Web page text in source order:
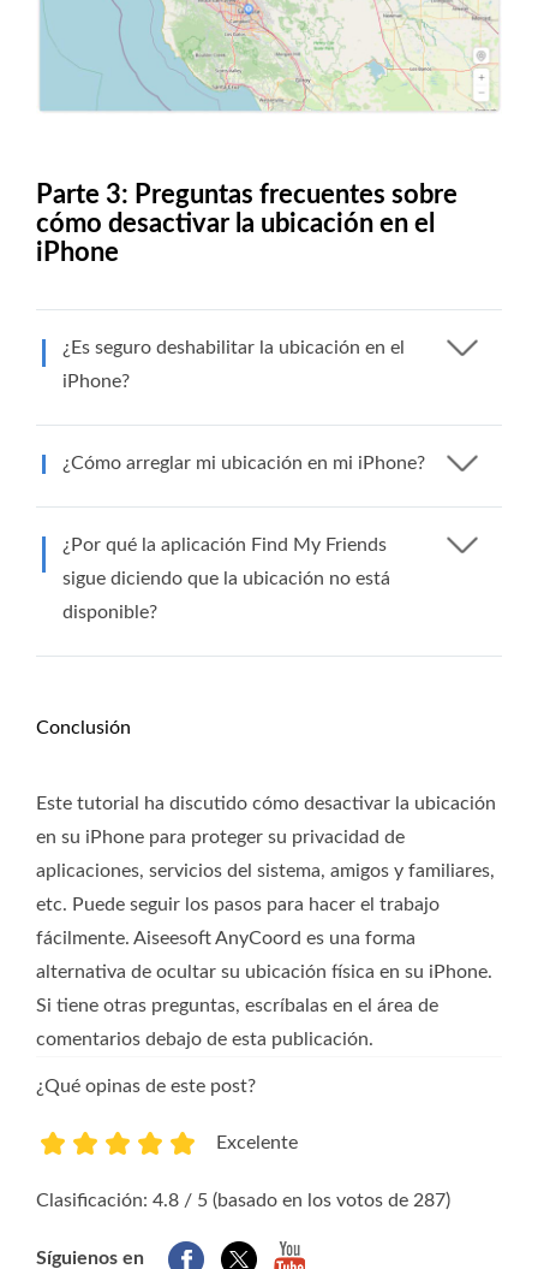
Parte 3: Preguntas frecuentes sobre
cómo desactivar la ubicación en el
iPhone
¿Es seguro deshabilitar la ubicación en el
iPhone?
¿Cómo arreglar mi ubicación en mi iPhone?
¿Por qué la aplicación Find My Friends
sigue diciendo que la ubicación no está
disponible?
Conclusión
Este tutorial ha discutido cómo desactivar la ubicación
en su iPhone para proteger su privacidad de
aplicaciones, servicios del sistema, amigos y familiares,
etc. Puede seguir los pasos para hacer el trabajo
fácilmente. Aiseesoft AnyCoord es una forma
alternativa de ocultar su ubicación física en su iPhone.
Si tiene otras preguntas, escríbalas en el área de
comentarios debajo de esta publicación.
¿Qué opinas de este post?
Excelente
Clasificación: 4.8 / 5 (basado en los votos de 287)
Síguienos en